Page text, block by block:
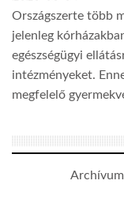
Országszerte több
jelenleg
egészségügyi
intézményeket.
megfelelő
Archívum